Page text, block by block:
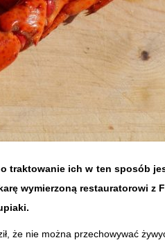
traktowanie ich w ten sposób
wymierzoną restauratorowi z
że nie można przechowywać